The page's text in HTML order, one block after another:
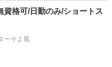
資格可/日勤のみ/ショートス
ーそよ風